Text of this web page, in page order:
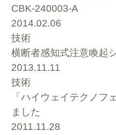
CBK-240003-A
2014.02.06
技術
横断者感知式注意喚起
2013.11.11
技術
「ハイウェイテクノフ
ました
2011.11.28